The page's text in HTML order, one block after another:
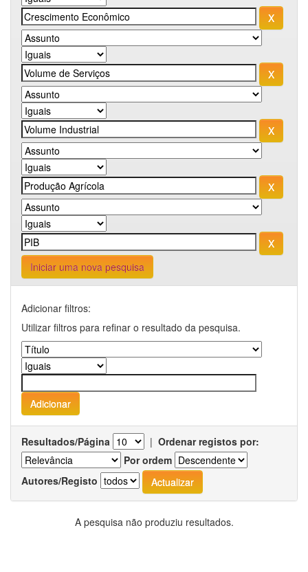
Iniciar uma nova pesquisa
Adicionar filtros:
Utilizar filtros para refinar o resultado da pesquisa.
Resultados/Página | Ordenar registos por:
Por ordem
Autores/Registo
A pesquisa não produziu resultados.